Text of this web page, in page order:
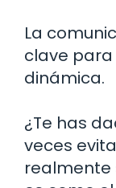
La
clave
dinámica.
¿Te has
veces
realmente